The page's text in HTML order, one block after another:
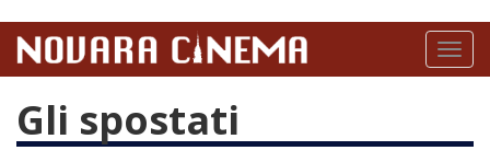
contenuto
Toggle
Gli spostati